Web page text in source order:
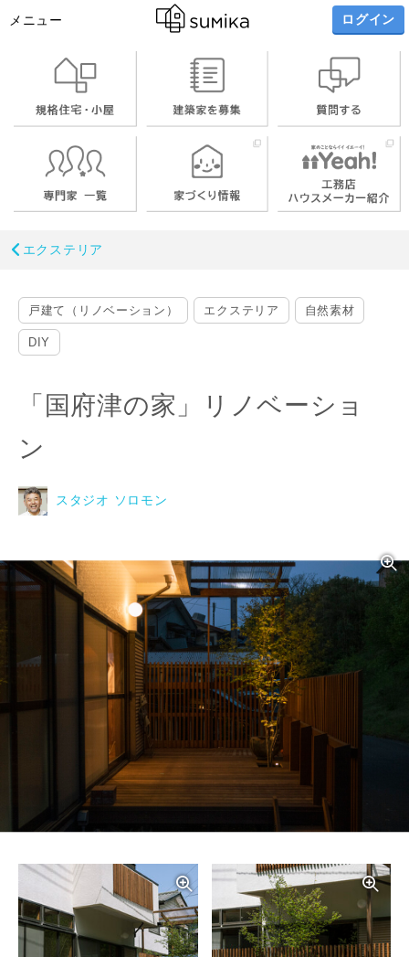
メニュー ログイン
エクステリア
戸建て（リノベーション） エクステリア 自然素材
DIY
「国府津の家」リノベーショ
ン
スタジオ ソロモン
写真を拡大する